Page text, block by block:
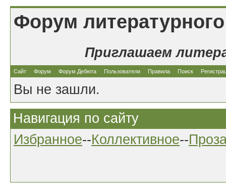
Форум
Приглашаем
Сайт Форум Форум Дебюта Пользователи Правила Поиск
Вы не зашли.
Навигация по сайту
Избранное--Коллективное--